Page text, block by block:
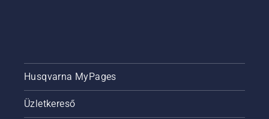
Husqvarna MyPages
Üzletkereső